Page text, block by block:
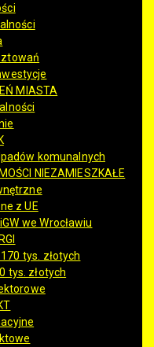
MIASTA
komunalnych
NIEZAMIESZKAŁE
z UE
we Wrocławiu
tys. złotych
tys. złotych